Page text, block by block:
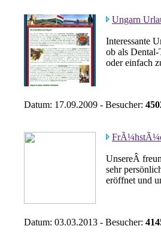
Ungarn
Interessante
ob als
oder einfach
Datum: 17.09.2009 - Besucher:
UnsereÂ
sehr
eröffnet und
Datum: 03.03.2013 - Besucher: